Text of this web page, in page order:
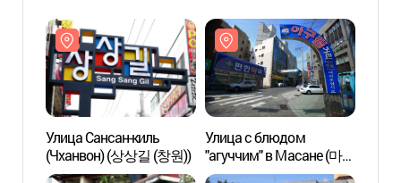
Улица Сансан-киль
(Чханвон) (상상길 (창원))
Улица с блюдом
"агуччим" в Масане (마산
오동동 아구찜거리)